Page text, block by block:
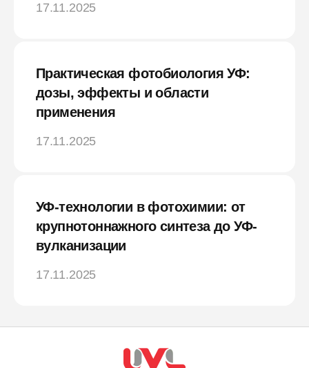
17.11.2025
Практическая фотобиология УФ:
дозы, эффекты и области
применения
17.11.2025
УФ-технологии в фотохимии: от
крупнотоннажного синтеза до УФ-
вулканизации
17.11.2025